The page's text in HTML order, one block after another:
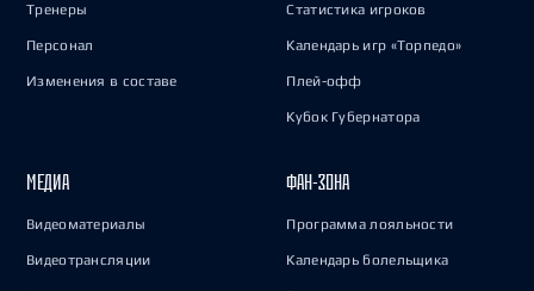
Тренеры
Персонал
Изменения в составе
Статистика игроков
Календарь игр «Торпедо»
Плей-офф
Кубок Губернатора
МЕДИА
Видеоматериалы
Видеотрансляции
ФАН-ЗОНА
Программа лояльности
Календарь болельщика